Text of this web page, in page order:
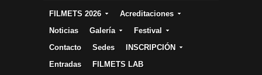
FILMETS 2026
Acreditaciones
Noticias
Galería
Festival
Contacto
Sedes
INSCRIPCIÓN
Entradas
FILMETS LAB